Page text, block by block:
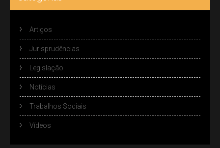
Artigos
Jurisprudências
Legislação
Notícias
Trabalhos Sociais
Vídeos